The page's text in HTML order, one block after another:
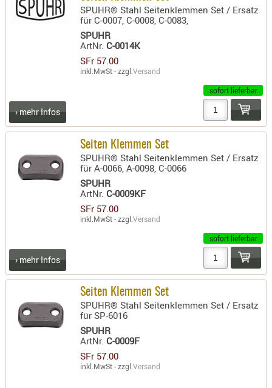
SPUHR® Stahl Seitenklemmen Set / Ersatz
für C-0007, C-0008, C-0083,
SPUHR
ArtNr.C-0014K
SFr 57.00
inkl.MwSt - zzgl.Versand
sofort lieferbar
› mehr Infos
Seiten Klemmen Set
SPUHR® Stahl Seitenklemmen Set / Ersatz
für A-0066, A-0098, C-0066
SPUHR
ArtNr.C-0009KF
SFr 57.00
inkl.MwSt - zzgl.Versand
sofort lieferbar
› mehr Infos
Seiten Klemmen Set
SPUHR® Stahl Seitenklemmen Set / Ersatz
für SP-6016
SPUHR
ArtNr.C-0009F
SFr 57.00
inkl.MwSt - zzgl.Versand